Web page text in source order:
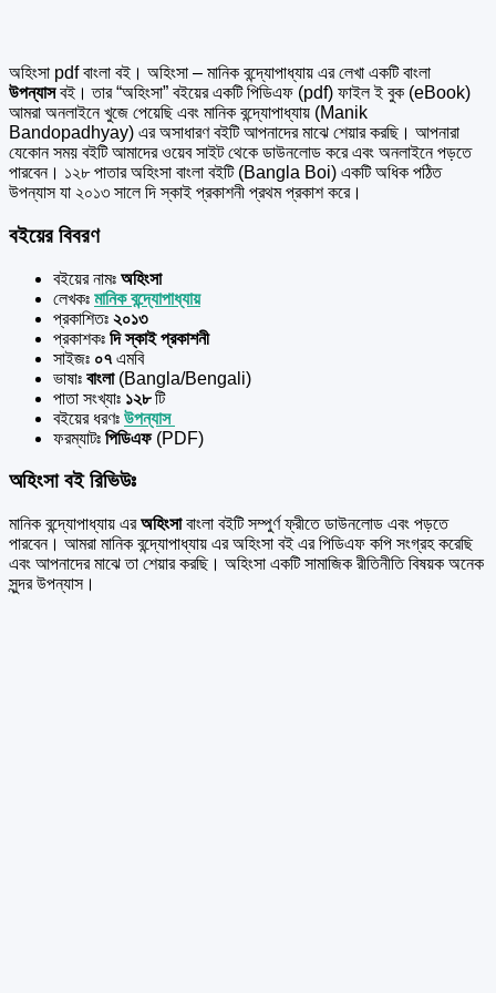
অহিংসা pdf বাংলা বই। অহিংসা – মানিক বন্দ্যোপাধ্যায় এর লেখা একটি বাংলা
উপন্যাসবই। তার “অহিংসা” বইয়ের একটি পিডিএফ (pdf) ফাইল ই বুক (eBook)
আমরা অনলাইনে খুজে পেয়েছি এবং মানিক বন্দ্যোপাধ্যায় (Manik
Bandopadhyay) এর অসাধারণ বইটি আপনাদের মাঝে শেয়ার করছি। আপনারা
যেকোন সময় বইটি আমাদের ওয়েব সাইট থেকে ডাউনলোড করে এবং অনলাইনে পড়তে
পারবেন। ১২৮ পাতার অহিংসা বাংলা বইটি (Bangla Boi) একটি অধিক পঠিত
উপন্যাস যা ২০১৩ সালে দি স্কাই প্রকাশনী প্রথম প্রকাশ করে।
বইয়ের বিবরণ
বইয়ের নামঃ অহিংসা
লেখকঃ মানিক বন্দ্যোপাধ্যায়
প্রকাশিতঃ ২০১৩
প্রকাশকঃ দি স্কাই প্রকাশনী
সাইজঃ ০৭ এমবি
ভাষাঃ বাংলা (Bangla/Bengali)
পাতা সংখ্যাঃ ১২৮টি
বইয়ের ধরণঃ উপন্যাস
ফরম্যাটঃ পিডিএফ (PDF)
অহিংসা বই রিভিউঃ
মানিক বন্দ্যোপাধ্যায় এরঅহিংসাবাংলা বইটি সম্পুর্ণ ফ্রীতে ডাউনলোড এবং পড়তে
পারবেন। আমরা মানিক বন্দ্যোপাধ্যায় এর অহিংসা বই এর পিডিএফ কপি সংগ্রহ করেছি
এবং আপনাদের মাঝে তা শেয়ার করছি। অহিংসা একটি সামাজিক রীতিনীতি বিষয়ক অনেক
সুন্দর উপন্যাস।